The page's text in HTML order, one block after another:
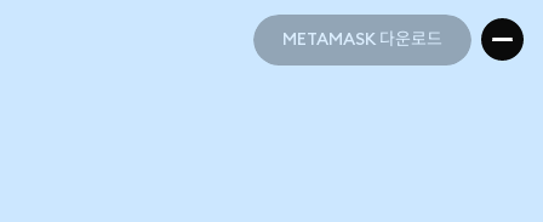
METAMASK 다운로드